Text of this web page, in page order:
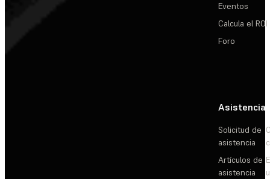
Eventos
Calcula el ROI
Foro
Asistencia
Solicitud de
asistencia
Artículos de
asistencia